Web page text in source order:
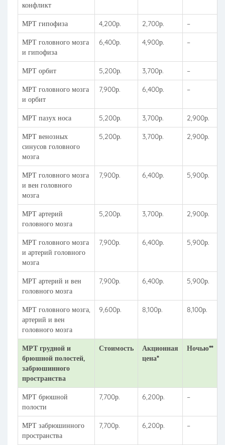
конфликт
МРТ гипофиза 4,200р. 2,700р. –
МРТ головного мозга
и гипофиза
6,400р. 4,900р. –
МРТ орбит 5,200р. 3,700р. –
МРТ головного мозга
и орбит
7,900р. 6,400р. –
МРТ пазух носа 5,200р. 3,700р. 2,900р.
МРТ венозных
синусов головного
мозга
5,200р. 3,700р. 2,900р.
МРТ головного мозга
и вен головного
мозга
7,900р. 6,400р. 5,900р.
МРТ артерий
головного мозга
5,200р. 3,700р. 2,900р.
МРТ головного мозга
и артерий головного
мозга
7,900р. 6,400р. 5,900р.
МРТ артерий и вен
головного мозга
7,900р. 6,400р. 5,900р.
МРТ головного мозга,
артерий и вен
головного мозга
9,600р. 8,100р. 8,100р.
МРТ грудной и
брюшной полостей,
забрюшинного
пространства
Стоимость
Акционная
цена*
Ночью**
МРТ брюшной
полости
7,700р. 6,200р. –
МРТ забрюшинного
пространства
7,700р. 6,200р. –